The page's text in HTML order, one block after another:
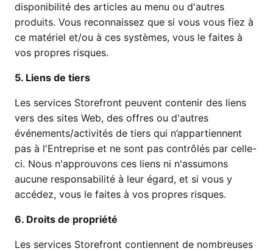
disponibilité des articles au menu ou d'autres
produits. Vous reconnaissez que si vous vous fiez à
ce matériel et/ou à ces systèmes, vous le faites à
vos propres risques.
5. Liens de tiers
Les services Storefront peuvent contenir des liens
vers des sites Web, des offres ou d'autres
événements/activités de tiers qui n’appartiennent
pas à l'Entreprise et ne sont pas contrôlés par celle-
ci. Nous n'approuvons ces liens ni n'assumons
aucune responsabilité à leur égard, et si vous y
accédez, vous le faites à vos propres risques.
6. Droits de propriété
Les services Storefront contiennent de nombreuses